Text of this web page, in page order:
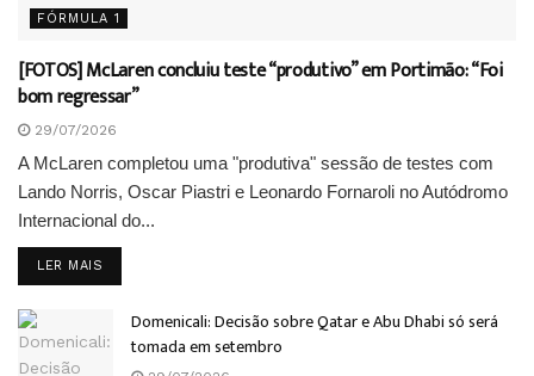
FÓRMULA 1
[FOTOS] McLaren concluiu teste “produtivo” em Portimão: “Foi
bom regressar”
29/07/2026
A McLaren completou uma "produtiva" sessão de testes com
Lando Norris, Oscar Piastri e Leonardo Fornaroli no Autódromo
Internacional do...
LER MAIS
Domenicali: Decisão sobre Qatar e Abu Dhabi só será
tomada em setembro